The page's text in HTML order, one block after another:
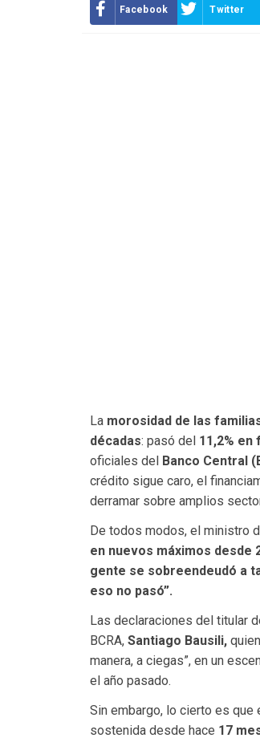
Facebook Twitter
La morosidad de las
décadas: pasó del 11,2% en
oficiales del
Banco Central
crédito sigue caro, el
derramar sobre amplios
De todos modos, el ministro
en nuevos máximos desde
gente se sobreendeudó a
eso no pasó”.
Las declaraciones del titular
BCRA, Santiago Bausili,
manera, a ciegas”, en un
el año pasado.
Sin embargo, lo cierto es que
sostenida desde hace 17